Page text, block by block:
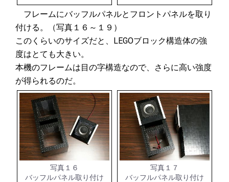
フレームにバッフルパネルとフロントパネルを取り
付ける。（写真１６～１９）
このくらいのサイズだと、LEGOブロック構造体の強
度はとても大きい。
本機のフレームは目の字構造なので、さらに高い強度
が得られるのだ。
写真１６
バッフルパネル取り付け
写真１７
バッフルパネル取り付け